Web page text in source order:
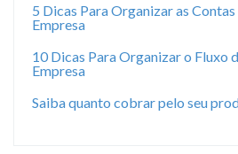
5 Dicas Para Organizar as Contas
Empresa
10 Dicas Para Organizar o Fluxo
Empresa
Saiba quanto cobrar pelo seu